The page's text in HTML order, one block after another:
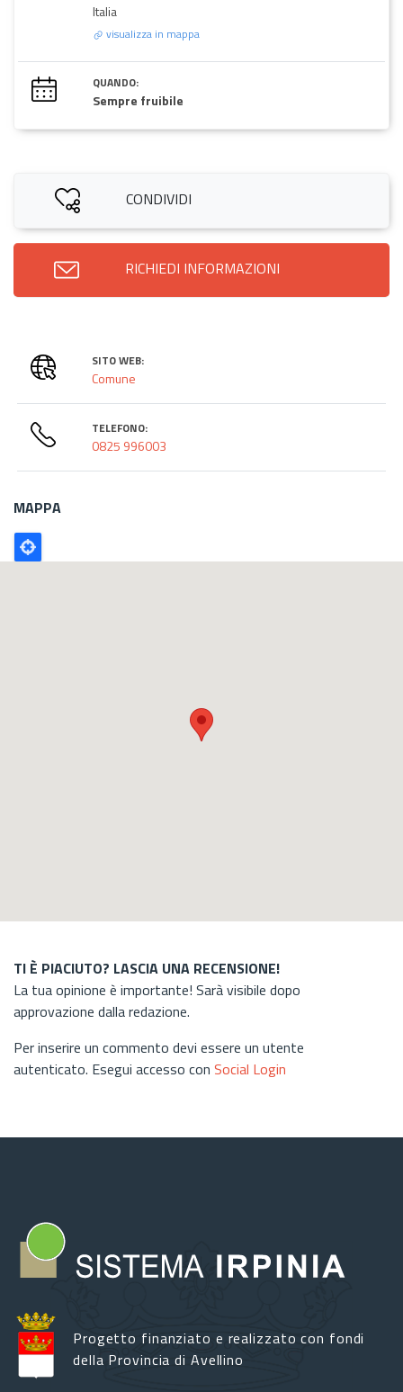
Italia
visualizza in mappa
QUANDO:
Sempre fruibile
CONDIVIDI
RICHIEDI INFORMAZIONI
SITO WEB:
Comune
TELEFONO:
0825 996003
MAPPA
Poligono
GEO
TI È PIACIUTO? LASCIA UNA RECENSIONE!
La tua opinione è importante! Sarà visibile dopo
approvazione dalla redazione.
Per inserire un commento devi essere un utente
autenticato. Esegui accesso con Social Login
Progetto finanziato e realizzato con fondi
della Provincia di Avellino